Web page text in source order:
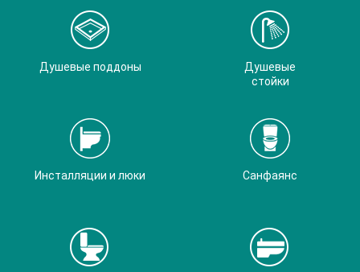
Душевые поддоны
Душевые
стойки
Инсталляции и люки Санфаянс